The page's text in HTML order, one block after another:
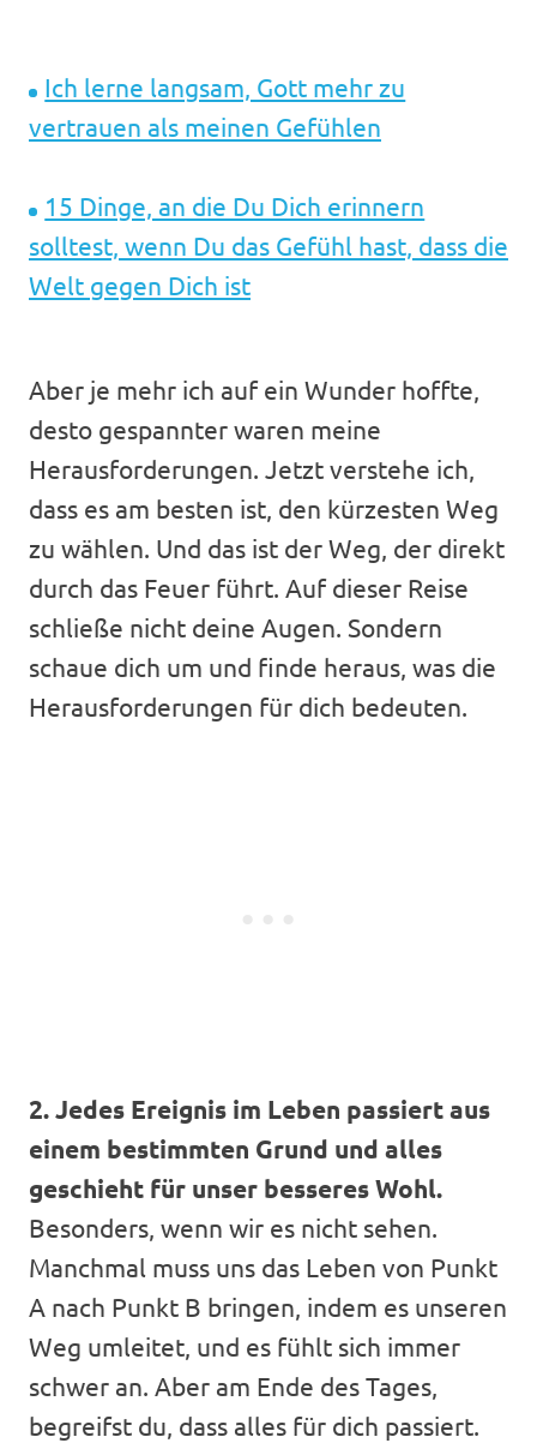
Ich lerne langsam, Gott mehr zu
vertrauen als meinen Gefühlen
15 Dinge, an die Du Dich erinnern
solltest, wenn Du das Gefühl hast, dass die
Welt gegen Dich ist
Aber je mehr ich auf ein Wunder hoffte,
desto gespannter waren meine
Herausforderungen. Jetzt verstehe ich,
dass es am besten ist, den kürzesten Weg
zu wählen. Und das ist der Weg, der direkt
durch das Feuer führt. Auf dieser Reise
schließe nicht deine Augen. Sondern
schaue dich um und finde heraus, was die
Herausforderungen für dich bedeuten.
2. Jedes Ereignis im Leben passiert aus
einem bestimmten Grund und alles
geschieht für unser besseres Wohl.
Besonders, wenn wir es nicht sehen.
Manchmal muss uns das Leben von Punkt
A nach Punkt B bringen, indem es unseren
Weg umleitet, und es fühlt sich immer
schwer an. Aber am Ende des Tages,
begreifst du, dass alles für dich passiert.